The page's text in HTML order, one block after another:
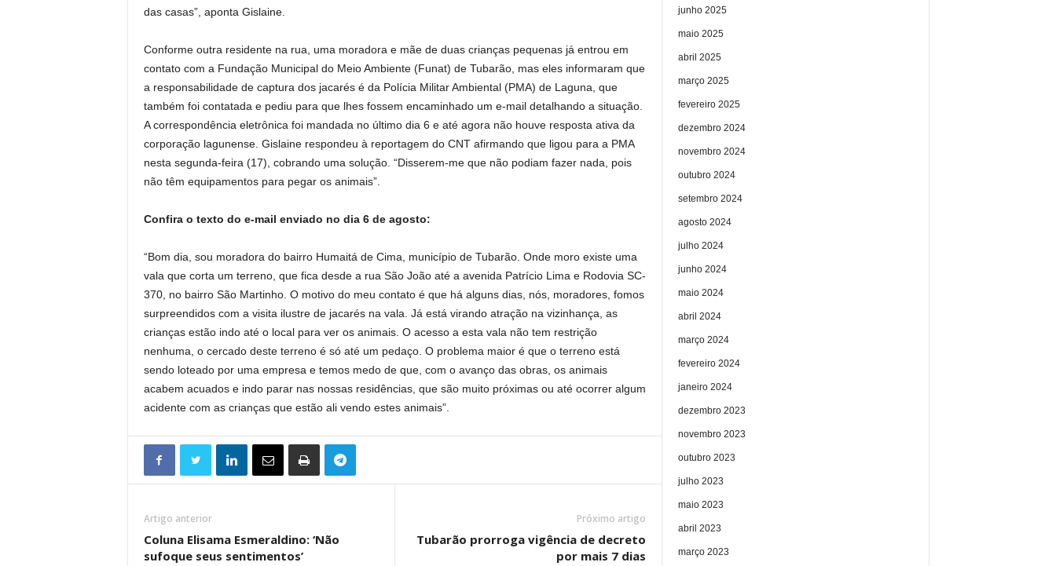
das casas”, aponta Gislaine.
Conforme outra residente na rua, uma moradora e mãe de duas crianças pequenas já entrou em
contato com a Fundação Municipal do Meio Ambiente (Funat) de Tubarão, mas eles informaram que
a responsabilidade de captura dos jacarés é da Polícia Militar Ambiental (PMA) de Laguna, que
também foi contatada e pediu para que lhes fossem encaminhado um e-mail detalhando a situação.
A correspondência eletrônica foi mandada no último dia 6 e até agora não houve resposta ativa da
corporação lagunense. Gislaine respondeu à reportagem do CNT afirmando que ligou para a PMA
nesta segunda-feira (17), cobrando uma solução. “Disserem-me que não podiam fazer nada, pois
não têm equipamentos para pegar os animais”.
Confira o texto do e-mail enviado no dia 6 de agosto:
“Bom dia, sou moradora do bairro Humaitá de Cima, município de Tubarão. Onde moro existe uma
vala que corta um terreno, que fica desde a rua São João até a avenida Patrício Lima e Rodovia SC-
370, no bairro São Martinho. O motivo do meu contato é que há alguns dias, nós, moradores, fomos
surpreendidos com a visita ilustre de jacarés na vala. Já está virando atração na vizinhança, as
crianças estão indo até o local para ver os animais. O acesso a esta vala não tem restrição
nenhuma, o cercado deste terreno é só até um pedaço. O problema maior é que o terreno está
sendo loteado por uma empresa e temos medo de que, com o avanço das obras, os animais
acabem acuados e indo parar nas nossas residências, que são muito próximas ou até ocorrer algum
acidente com as crianças que estão ali vendo estes animais”.
Artigo anterior
Coluna Elisama Esmeraldino: ‘Não
sufoque seus sentimentos’
Próximo artigo
Tubarão prorroga vigência de decreto
por mais 7 dias
junho 2025
maio 2025
abril 2025
março 2025
fevereiro 2025
dezembro 2024
novembro 2024
outubro 2024
setembro 2024
agosto 2024
julho 2024
junho 2024
maio 2024
abril 2024
março 2024
fevereiro 2024
janeiro 2024
dezembro 2023
novembro 2023
outubro 2023
julho 2023
maio 2023
abril 2023
março 2023